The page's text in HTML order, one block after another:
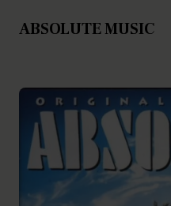
ABSOLUTE MUSIC